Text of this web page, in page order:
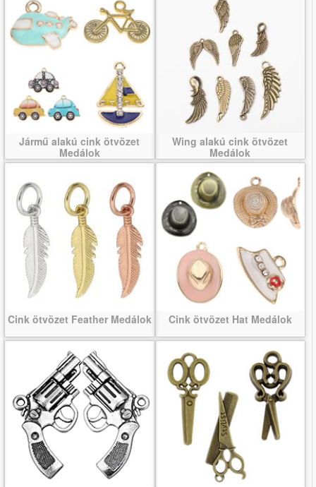
Jármű alakú cink ötvözet
Medálok
Wing alakú cink ötvözet
Medálok
Cink ötvözet Feather Medálok Cink ötvözet Hat Medálok